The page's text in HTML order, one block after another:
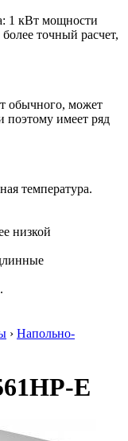
1 кВт мощности
точный расчет,
обычного, может
поэтому имеет ряд
температура.
низкой
› Напольно-
E